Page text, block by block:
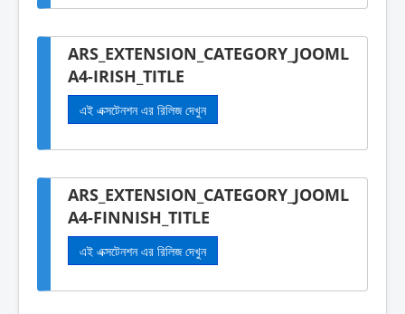
ARS_EXTENSION_CATEGORY_JOOML
A4-IRISH_TITLE
এই এক্সটেনশন এর রিলিজ দেখুন
ARS_EXTENSION_CATEGORY_JOOML
A4-FINNISH_TITLE
এই এক্সটেনশন এর রিলিজ দেখুন